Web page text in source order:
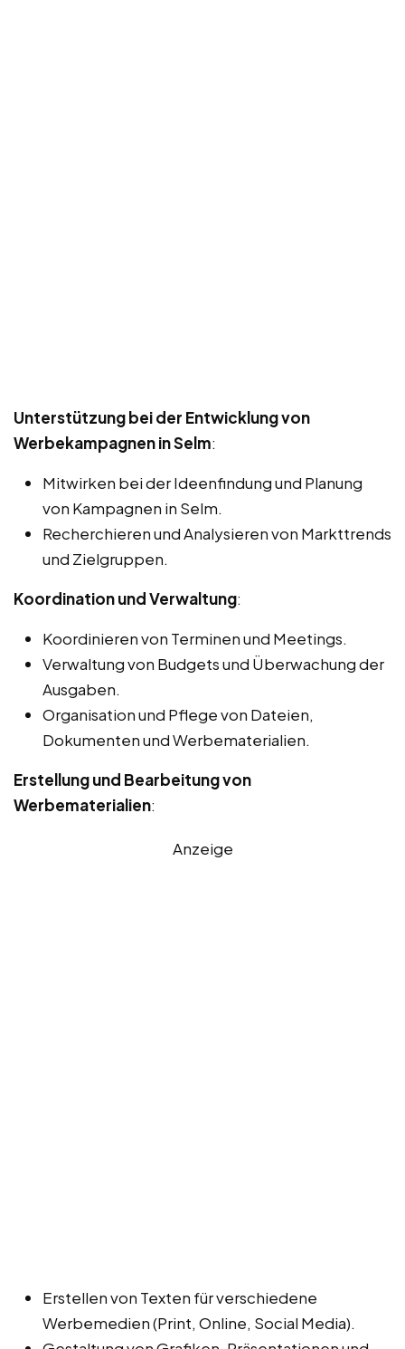
Unterstützung bei der Entwicklung von
Werbekampagnen in Selm:
Mitwirken bei der Ideenfindung und Planung
von Kampagnen in Selm.
Recherchieren und Analysieren von Markttrends
und Zielgruppen.
Koordination und Verwaltung:
Koordinieren von Terminen und Meetings.
Verwaltung von Budgets und Überwachung der
Ausgaben.
Organisation und Pflege von Dateien,
Dokumenten und Werbematerialien.
Erstellung und Bearbeitung von
Werbematerialien:
Anzeige
Erstellen von Texten für verschiedene
Werbemedien (Print, Online, Social Media).